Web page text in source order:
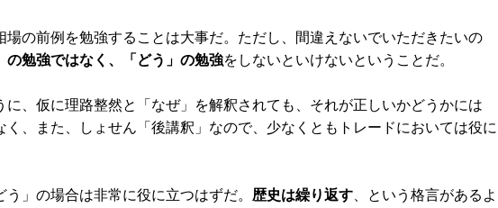
の前例を勉強することは大事だ。ただし、間違えないでいただきたいの
の勉強ではなく、「どう」の勉強をしないといけないということだ。
、仮に理路整然と「なぜ」を解釈されても、それが正しいかどうかには
く、また、しょせん「後講釈」なので、少なくともトレードにおいては役に
」の場合は非常に役に立つはずだ。 歴史は繰り返す 、という格言があるよ